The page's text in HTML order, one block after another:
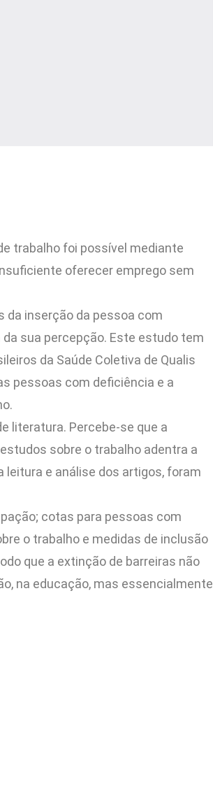
trabalho foi possível mediante
oferecer emprego sem
da inserção da pessoa com
sua percepção. Este estudo tem
da Saúde Coletiva de Qualis
pessoas com deficiência e a
literatura. Percebe-se que a
sobre o trabalho adentra a
e análise dos artigos, foram
cotas para pessoas com
o trabalho e medidas de inclusão
que a extinção de barreiras não
na educação, mas essencialmente